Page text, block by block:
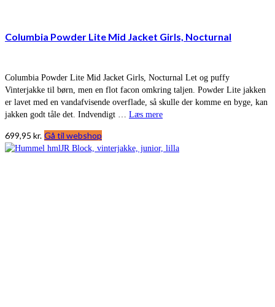
Columbia Powder Lite Mid Jacket Girls, Nocturnal
Columbia Powder Lite Mid Jacket Girls, Nocturnal Let og puffy
Vinterjakke til børn, men en flot facon omkring taljen. Powder Lite jakken
er lavet med en vandafvisende overflade, så skulle der komme en byge, kan
jakken godt tåle det. Indvendigt … Læs mere
699,95 kr. Gå til webshop